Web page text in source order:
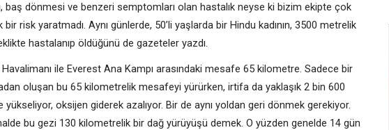
baş dönmesi ve benzeri semptomları olan hastalık neyse ki bizim ekipte çok
bir risk yaratmadı. Aynı günlerde, 50’li yaşlarda bir Hindu kadının, 3500 metrelik
hastalanıp öldüğünü de gazeteler yazdı.
Havalimanı ile Everest Ana Kampı arasındaki mesafe 65 kilometre. Sadece bir
oluşan bu 65 kilometrelik mesafeyi yürürken, irtifa da yaklaşık 2 bin 600
yükseliyor, oksijen giderek azalıyor. Bir de aynı yoldan geri dönmek gerekiyor.
bu gezi 130 kilometrelik bir dağ yürüyüşü demek. O yüzden genelde 14 gün